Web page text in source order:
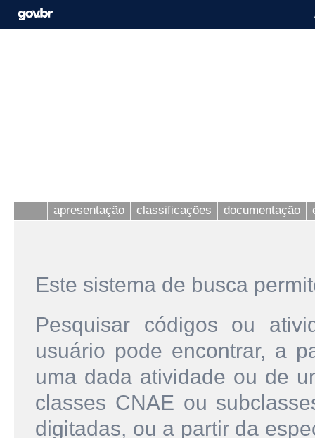
apresentação classificações documentação
Este sistema de busca
Pesquisar códigos ou
usuário pode encontrar, a
uma dada atividade ou de
classes CNAE ou
digitadas, ou a partir da